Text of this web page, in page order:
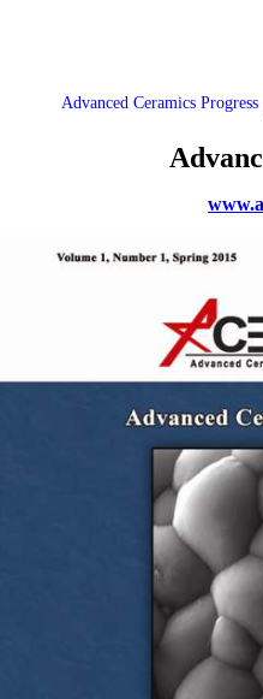
Advanced Ceramics Progress